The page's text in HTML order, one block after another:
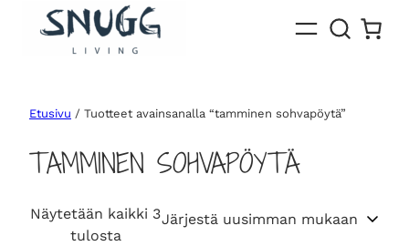
Etusivu / Tuotteet avainsanalla “tamminen sohvapöytä”
TAMMINEN SOHVAPÖYTÄ
Näytetään kaikki 3
tulostaS